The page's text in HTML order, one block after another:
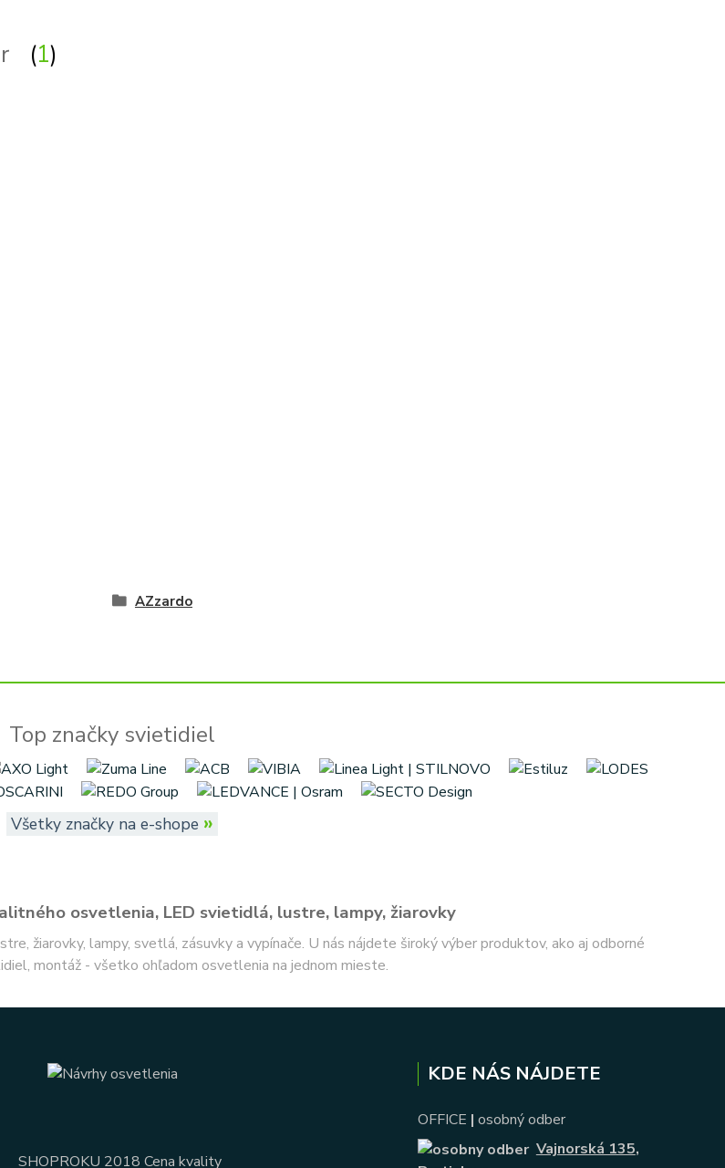
1
AZzardo
Top značky svietidiel
Všetky značky na e-shope »
osvetlenia, LED svietidlá, lustre, lampy, žiarovky
žiarovky, lampy, svetlá, zásuvky a vypínače. U nás nájdete široký výber produktov, ako aj odborné
montáž - všetko ohľadom osvetlenia na jednom mieste.
KDE NÁS NÁJDETE
OFFICE | osobný odber
Vajnorská 135,